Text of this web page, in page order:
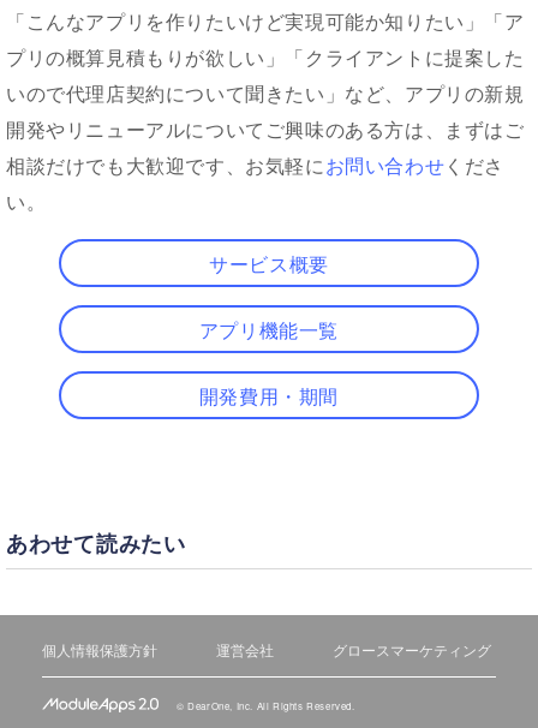
「こんなアプリを作りたいけど実現可能か知りたい」「ア
プリの概算見積もりが欲しい」「クライアントに提案した
いので代理店契約について聞きたい」など、アプリの新規
開発やリニューアルについてご興味のある方は、まずはご
相談だけでも大歓迎です、お気軽にお問い合わせくださ
い。
サービス概要
アプリ機能一覧
開発費用・期間
あわせて読みたい
個人情報保護方針 運営会社 グロースマーケティング
©DearOne, Inc. All Rights Reserved.